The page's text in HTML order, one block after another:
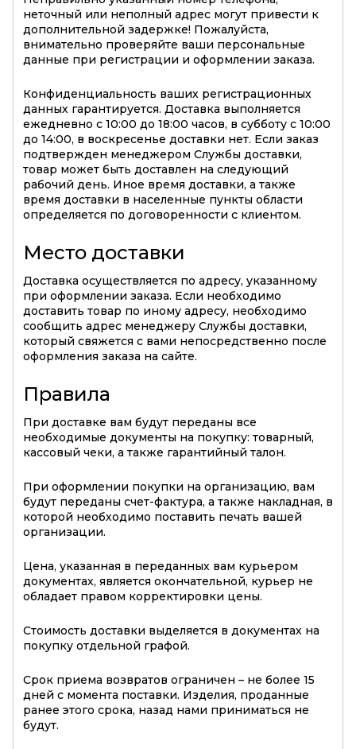
неточный или неполный адрес могут привести к
дополнительной задержке! Пожалуйста,
внимательно проверяйте ваши персональные
данные при регистрации и оформлении заказа.
Конфиденциальность ваших регистрационных
данных гарантируется. Доставка выполняется
ежедневно с 10:00 до 18:00 часов, в субботу с 10:00
до 14:00, в воскресенье доставки нет. Если заказ
подтвержден менеджером Службы доставки,
товар может быть доставлен на следующий
рабочий день. Иное время доставки, а также
время доставки в населенные пункты области
определяется по договоренности с клиентом.
Место доставки
Доставка осуществляется по адресу, указанному
при оформлении заказа. Если необходимо
доставить товар по иному адресу, необходимо
сообщить адрес менеджеру Службы доставки,
который свяжется с вами непосредственно после
оформления заказа на сайте.
Правила
При доставке вам будут переданы все
необходимые документы на покупку: товарный,
кассовый чеки, а также гарантийный талон.
При оформлении покупки на организацию, вам
будут переданы счет-фактура, а также накладная, в
которой необходимо поставить печать вашей
организации.
Цена, указанная в переданных вам курьером
документах, является окончательной, курьер не
обладает правом корректировки цены.
Стоимость доставки выделяется в документах на
покупку отдельной графой.
Срок приема возвратов ограничен – не более 15
дней с момента поставки. Изделия, проданные
ранее этого срока, назад нами приниматься не
будут.